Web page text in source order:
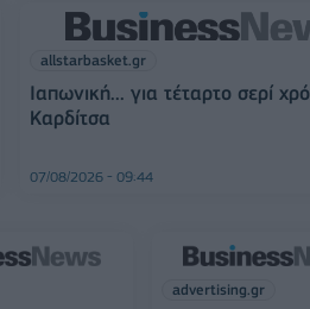
allstarbasket.gr
Ιαπωνική... για τέταρτο σερί
Καρδίτσα
07/08/2026 - 09:44
advertising.gr